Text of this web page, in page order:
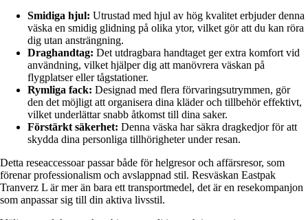
Smidiga hjul: Utrustad med hjul av hög kvalitet erbjuder denna
väska en smidig glidning på olika ytor, vilket gör att du kan röra
dig utan ansträngning.
Draghandtag: Det utdragbara handtaget ger extra komfort vid
användning, vilket hjälper dig att manövrera väskan på
flygplatser eller tågstationer.
Rymliga fack: Designad med flera förvaringsutrymmen, gör
den det möjligt att organisera dina kläder och tillbehör effektivt,
vilket underlättar snabb åtkomst till dina saker.
Förstärkt säkerhet: Denna väska har säkra dragkedjor för att
skydda dina personliga tillhörigheter under resan.
Detta reseaccessoar passar både för helgresor och affärsresor, som
förenar professionalism och avslappnad stil. Resväskan Eastpak
Tranverz L är mer än bara ett transportmedel, det är en resekompanjon
som anpassar sig till din aktiva livsstil.